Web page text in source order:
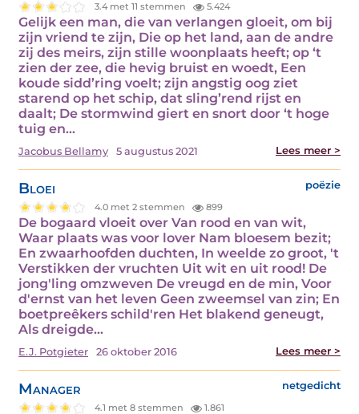
3.4 met 11 stemmen 5.424
Gelijk een man, die van verlangen gloeit, om bij
zijn vriend te zijn, Die op het land, aan de andre
zij des meirs, zijn stille woonplaats heeft; op ‘t
zien der zee, die hevig bruist en woedt, Een
koude sidd’ring voelt; zijn angstig oog ziet
starend op het schip, dat sling’rend rijst en
daalt; De stormwind giert en snort door ‘t hoge
tuig en…
Jacobus Bellamy 5 augustus 2021 Lees meer >
Bloei poëzie
4.0 met 2 stemmen 899
De bogaard vloeit over Van rood en van wit,
Waar plaats was voor lover Nam bloesem bezit;
En zwaarhoofden duchten, In weelde zo groot, 't
Verstikken der vruchten Uit wit en uit rood! De
jong'ling omzweven De vreugd en de min, Voor
d'ernst van het leven Geen zweemsel van zin; En
boetpreêkers schild'ren Het blakend geneugt,
Als dreigde…
E.J. Potgieter 26 oktober 2016 Lees meer >
Manager netgedicht
4.1 met 8 stemmen 1.861